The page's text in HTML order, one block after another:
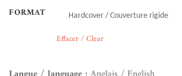
FORMAT
Effacer / Clear